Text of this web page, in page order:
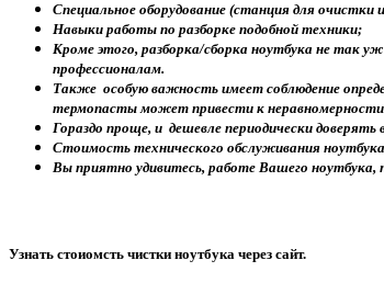
Специальное оборудование (станция для
Навыки работы по разборке подобной техники;
Кроме этого, разборка/сборка ноутбука не так
профессионалам.
Также особую важность имеет соблюдение
термопасты может привести к неравномерности
Гораздо проще, и дешевле периодически
Стоимость технического обслуживания
Вы приятно удивитесь, работе Вашего ноутбука,
Узнать стоиомсть чистки ноутбука через сайт.